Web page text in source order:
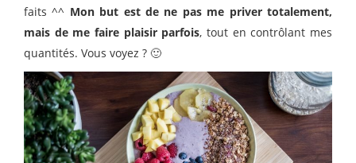
faits ^^ Mon but est de ne pas me priver totalement,
mais de me faire plaisir parfois, tout en contrôlant mes
quantités. Vous voyez ? 🙂